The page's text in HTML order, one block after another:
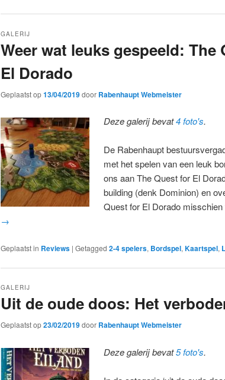
Weer wat leuks gespeeld: The
El Dorado
GALERIJ
Geplaatst op13/04/2019door Rabenhaupt Webmeister
Deze galerij bevat4 foto's.
De Rabenhaupt
met het spelen van een leuk
ons aan The Quest for El
building (denk Dominion) en
Quest for El Dorado
→
Geplaatst in Reviews | Getagged 2-4 spelers, Bordspel, Kaartspel,
Uit de oude doos: Het
GALERIJ
Geplaatst op23/02/2019door Rabenhaupt Webmeister
Deze galerij bevat5 foto's.